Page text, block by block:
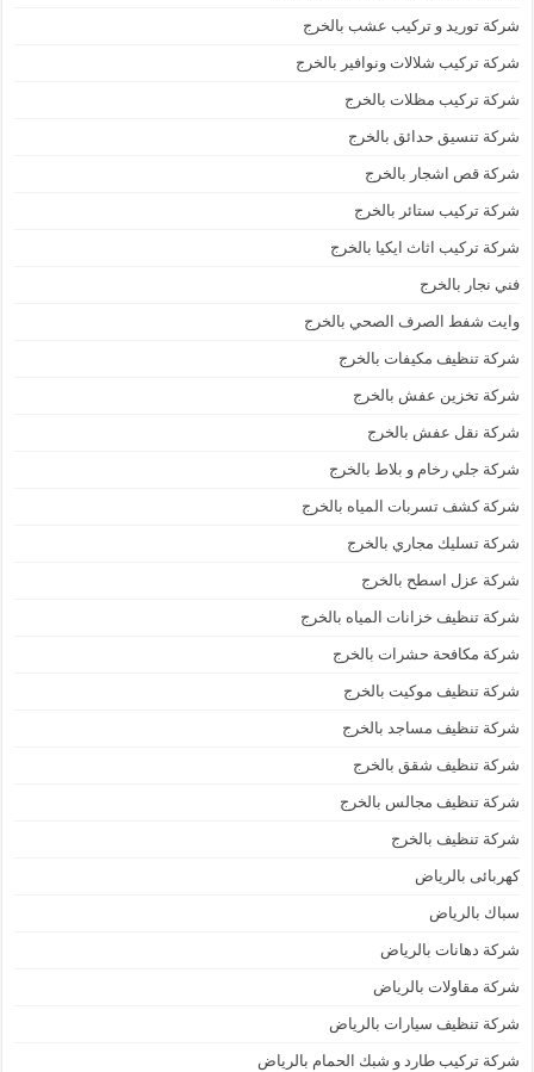
شركة توريد و تركيب عشب بالخرج
شركة تركيب شلالات ونوافير بالخرج
شركة تركيب مظلات بالخرج
شركة تنسيق حدائق بالخرج
شركة قص اشجار بالخرج
شركة تركيب ستائر بالخرج
شركة تركيب اثاث ايكيا بالخرج
فني نجار بالخرج
وايت شفط الصرف الصحي بالخرج
شركة تنظيف مكيفات بالخرج
شركة تخزين عفش بالخرج
شركة نقل عفش بالخرج
شركة جلي رخام و بلاط بالخرج
شركة كشف تسربات المياه بالخرج
شركة تسليك مجاري بالخرج
شركة عزل اسطح بالخرج
شركة تنظيف خزانات المياه بالخرج
شركة مكافحة حشرات بالخرج
شركة تنظيف موكيت بالخرج
شركة تنظيف مساجد بالخرج
شركة تنظيف شقق بالخرج
شركة تنظيف مجالس بالخرج
شركة تنظيف بالخرج
كهربائى بالرياض
سباك بالرياض
شركة دهانات بالرياض
شركة مقاولات بالرياض
شركة تنظيف سيارات بالرياض
شركة تركيب طارد و شبك الحمام بالرياض